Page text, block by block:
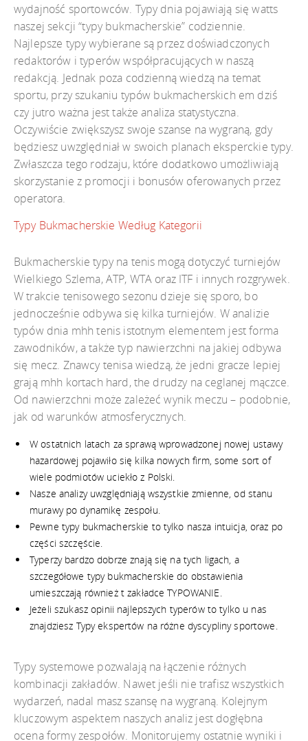
wydajność sportowców. Typy dnia pojawiają się watts
naszej sekcji “typy bukmacherskie” codziennie.
Najlepsze typy wybierane są przez doświadczonych
redaktorów i typerów współpracujących w naszą
redakcją. Jednak poza codzienną wiedzą na temat
sportu, przy szukaniu typów bukmacherskich em dziś
czy jutro ważna jest także analiza statystyczna.
Oczywiście zwiększysz swoje szanse na wygraną, gdy
będziesz uwzględniał w swoich planach eksperckie typy.
Zwłaszcza tego rodzaju, które dodatkowo umożliwiają
skorzystanie z promocji i bonusów oferowanych przez
operatora.
Typy Bukmacherskie Według Kategorii
Bukmacherskie typy na tenis mogą dotyczyć turniejów
Wielkiego Szlema, ATP, WTA oraz ITF i innych rozgrywek.
W trakcie tenisowego sezonu dzieje się sporo, bo
jednocześnie odbywa się kilka turniejów. W analizie
typów dnia mhh tenis istotnym elementem jest forma
zawodników, a także typ nawierzchni na jakiej odbywa
się mecz. Znawcy tenisa wiedzą, że jedni gracze lepiej
grają mhh kortach hard, the drudzy na ceglanej mączce.
Od nawierzchni może zależeć wynik meczu – podobnie,
jak od warunków atmosferycznych.
W ostatnich latach za sprawą wprowadzonej nowej ustawy
hazardowej pojawiło się kilka nowych firm, some sort of
wiele podmiotów uciekło z Polski.
Nasze analizy uwzględniają wszystkie zmienne, od stanu
murawy po dynamikę zespołu.
Pewne typy bukmacherskie to tylko nasza intuicja, oraz po
części szczęście.
Typerzy bardzo dobrze znają się na tych ligach, a
szczegółowe typy bukmacherskie do obstawienia
umieszczają również t zakładce TYPOWANIE.
Jeżeli szukasz opinii najlepszych typerów to tylko u nas
znajdziesz Typy ekspertów na różne dyscypliny sportowe.
Typy systemowe pozwalają na łączenie różnych
kombinacji zakładów. Nawet jeśli nie trafisz wszystkich
wydarzeń, nadal masz szansę na wygraną. Kolejnym
kluczowym aspektem naszych analiz jest dogłębna
ocena formy zespołów. Monitorujemy ostatnie wyniki i